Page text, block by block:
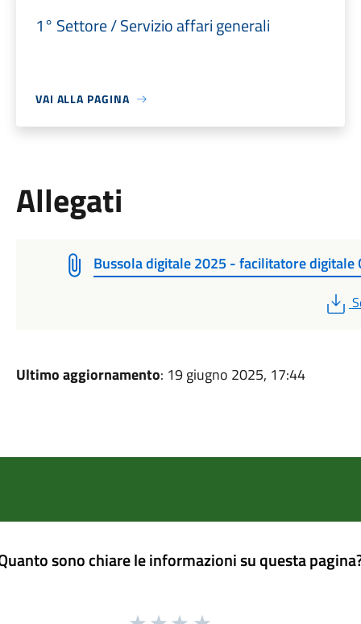
1° Settore / Servizio affari generali
VAI ALLA PAGINA
Allegati
Bussola digitale 2025 - facilitatore digitale
Ultimo aggiornamento: 19 giugno 2025, 17:44
sono chiare le informazioni su questa